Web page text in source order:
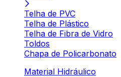
Telha de PVC
Telha de Plástico
Telha de Fibra de Vidro
Toldos
Chapa de Policarbonato
Material Hidráulico